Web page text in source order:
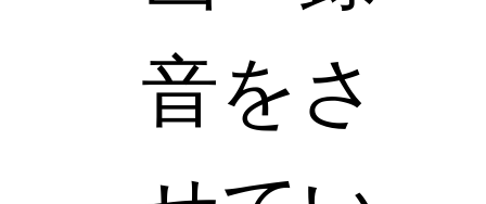
音をさ